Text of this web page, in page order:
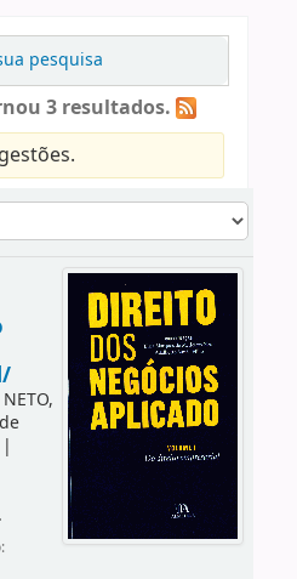
pesquisa
3 resultados.
|
.